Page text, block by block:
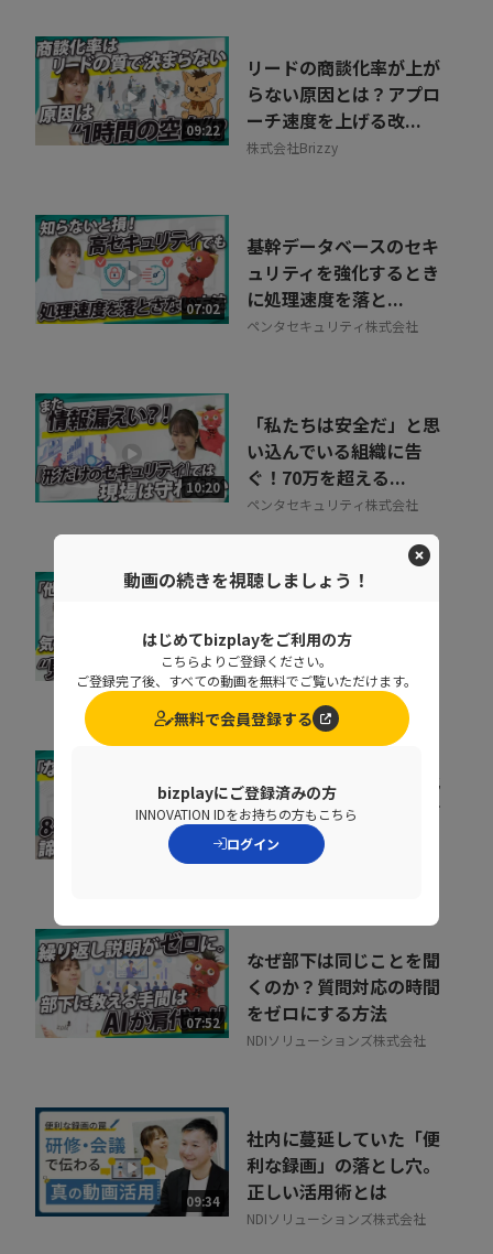
09:22
リードの商談化率が上が
らない原因とは？アプロ
ーチ速度を上げる改...
株式会社Brizzy
07:02
基幹データベースのセキ
ュリティを強化するとき
に処理速度を落と...
ペンタセキュリティ株式会社
10:20
「私たちは安全だ」と思
い込んでいる組織に告
ぐ！70万を超える...
ペンタセキュリティ株式会社
07:20
る？“見えない失注”を
防ぐ営業の仕組み改革
株式会社シャノン
11:37
会社の電話をクラウド化
するメリットとは？電話
業務を効率化する方法
トビラシステムズ株式会社
07:52
なぜ部下は同じことを聞
くのか？質問対応の時間
をゼロにする方法
NDIソリューションズ株式会社
09:34
社内に蔓延していた「便
利な録画」の落とし穴。
正しい活用術とは
NDIソリューションズ株式会社
動画の続きを視聴しましょう！
はじめてbizplayをご利用の方
こちらよりご登録ください。
ご登録完了後、すべての動画を無料でご覧いただけます。
無料で会員登録する
bizplayにご登録済みの方
INNOVATION IDをお持ちの方もこちら
ログイン